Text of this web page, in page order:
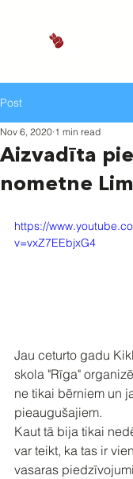
Post
Aizvadīta
nometne
Nov 6, 2020 1 min read
https://
v=vxZ7EEbjxG4
Jau ceturto gadu
skola "Rīga"
ne tikai bērniem un
pieaugušajiem.
Kaut tā bija tikai
var teikt, ka tas ir
vasaras